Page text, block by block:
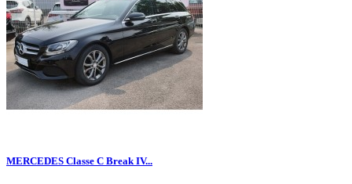
MERCEDES Classe C Break IV...